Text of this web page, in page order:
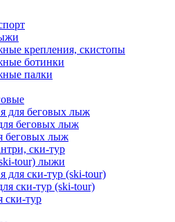
крепления, скистопы
ботинки
палки
для беговых лыж
беговых лыж
беговых лыж
ски-тур
tour) лыжи
для ски-тур (ski-tour)
ски-тур (ski-tour)
ски-тур